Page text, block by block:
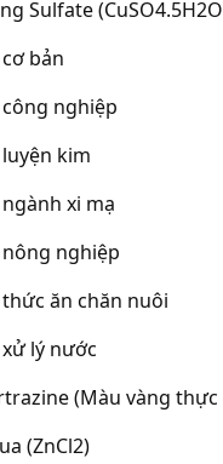
Sulfate
bản
nghiệp
kim
xi mạ
nghiệp
ăn chăn nuôi
lý nước
(Màu vàng
(ZnCl2)